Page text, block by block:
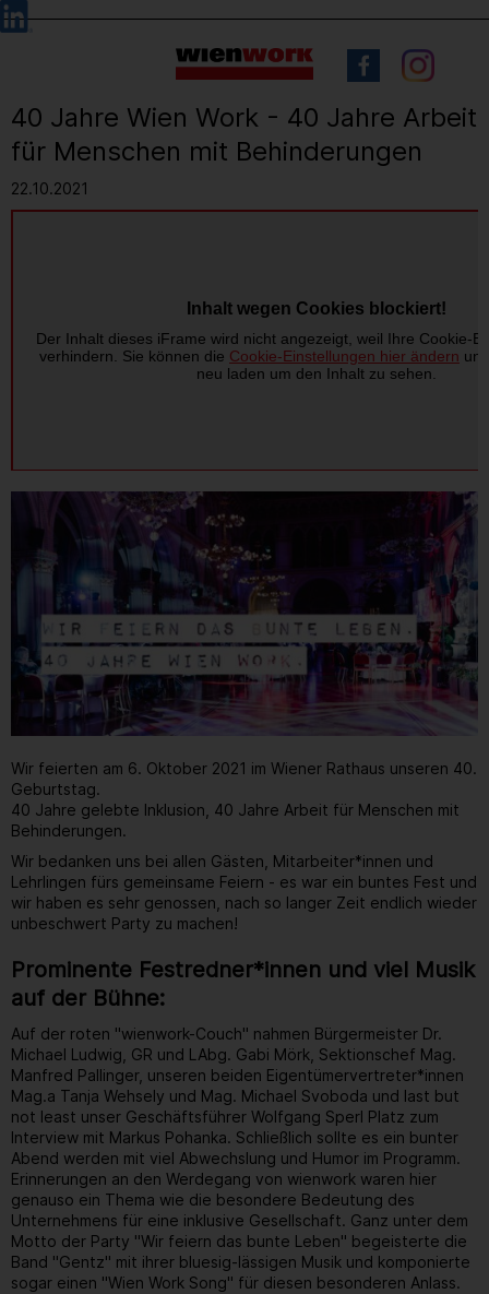
Barrierefreie
Bedienung
Sprachauswahl
40 Jahre Wien Work - 40 Jahre Arbeit
für Menschen mit Behinderungen
22.10.2021
Wir feierten am 6. Oktober 2021 im Wiener Rathaus unseren 40.
Geburtstag.
40 Jahre gelebte Inklusion, 40 Jahre Arbeit für Menschen mit
Behinderungen.
Wir bedanken uns bei allen Gästen, Mitarbeiter*innen und
Lehrlingen fürs gemeinsame Feiern - es war ein buntes Fest und
wir haben es sehr genossen, nach so langer Zeit endlich wieder
unbeschwert Party zu machen!
Prominente Festredner*innen und viel Musik
auf der Bühne:
Auf der roten "wienwork-Couch" nahmen Bürgermeister Dr.
Michael Ludwig, GR und LAbg. Gabi Mörk, Sektionschef Mag.
Manfred Pallinger, unseren beiden Eigentümervertreter*innen
Mag.a Tanja Wehsely und Mag. Michael Svoboda und last but
not least unser Geschäftsführer Wolfgang Sperl Platz zum
Interview mit Markus Pohanka. Schließlich sollte es ein bunter
Abend werden mit viel Abwechslung und Humor im Programm.
Erinnerungen an den Werdegang von wienwork waren hier
genauso ein Thema wie die besondere Bedeutung des
Unternehmens für eine inklusive Gesellschaft. Ganz unter dem
Motto der Party "Wir feiern das bunte Leben" begeisterte die
Band "Gentz" mit ihrer bluesig-lässigen Musik und komponierte
sogar einen "Wien Work Song" für diesen besonderen Anlass.